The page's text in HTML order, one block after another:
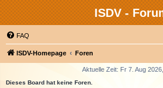
ISDV -
FAQ
ISDV-Homepage Foren
Aktuelle Zeit: Fr 7. Aug
Dieses Board hat keine Foren.